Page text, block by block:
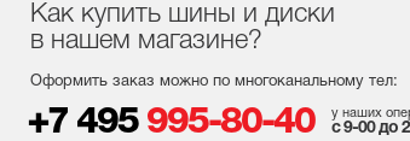
Как купить шины и диски
в нашем магазине?
Оформить заказ можно по многоканальному тел:
+7 495 995-80-40 у наших
с 9-00 до